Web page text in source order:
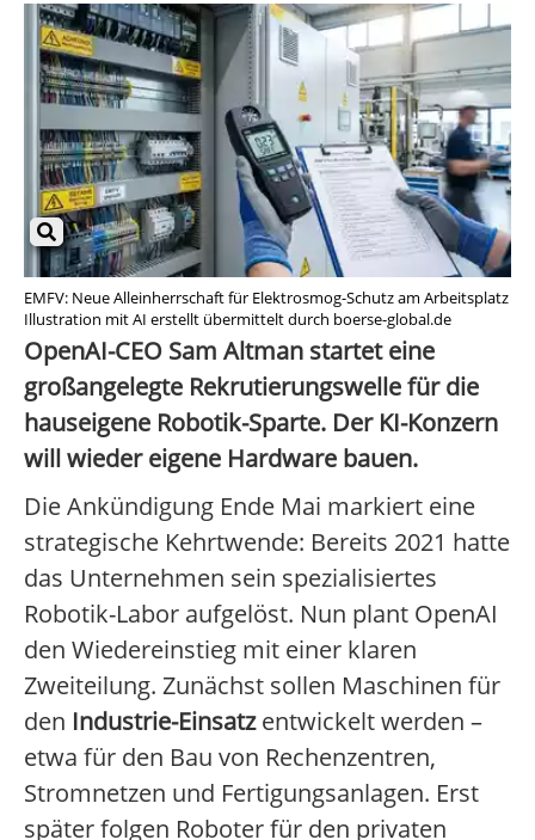
EMFV: Neue Alleinherrschaft für Elektrosmog-Schutz am Arbeitsplatz
Illustration mit AI erstellt übermittelt durch boerse-global.de
OpenAI-CEO Sam Altman startet eine
großangelegte Rekrutierungswelle für die
hauseigene Robotik-Sparte. Der KI-Konzern
will wieder eigene Hardware bauen.
Die Ankündigung Ende Mai markiert eine
strategische Kehrtwende: Bereits 2021 hatte
das Unternehmen sein spezialisiertes
Robotik-Labor aufgelöst. Nun plant OpenAI
den Wiedereinstieg mit einer klaren
Zweiteilung. Zunächst sollen Maschinen für
den Industrie-Einsatzentwickelt werden –
etwa für den Bau von Rechenzentren,
Stromnetzen und Fertigungsanlagen. Erst
später folgen Roboter für den privaten